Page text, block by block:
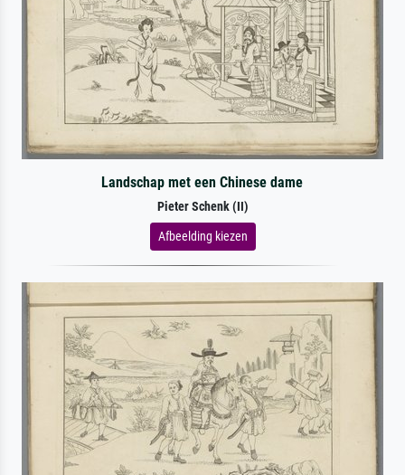
Landschap met een Chinese dame
Pieter Schenk (II)
Afbeelding kiezen